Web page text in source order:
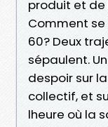
produit et
Comment
60? Deux
sépaulent.
despoir sur
collectif, et
lheure où la